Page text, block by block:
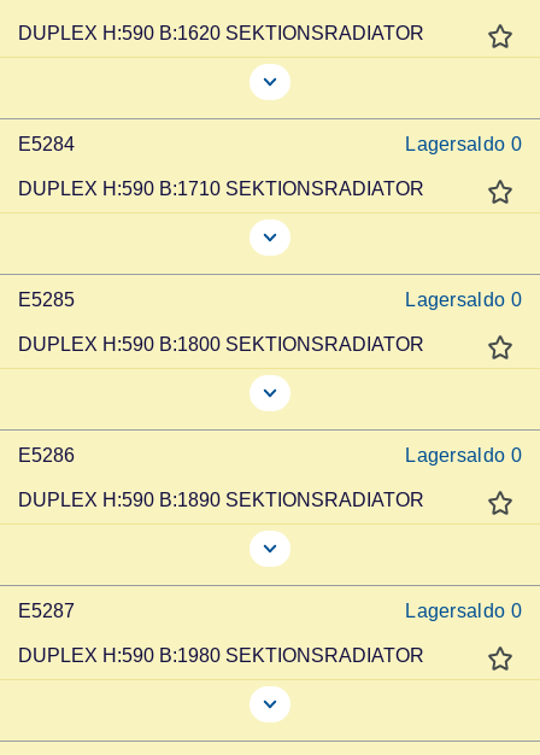
DUPLEX H:590 B:1620 SEKTIONSRADIATOR
E5284 Lagersaldo 0
DUPLEX H:590 B:1710 SEKTIONSRADIATOR
E5285 Lagersaldo 0
DUPLEX H:590 B:1800 SEKTIONSRADIATOR
E5286 Lagersaldo 0
DUPLEX H:590 B:1890 SEKTIONSRADIATOR
E5287 Lagersaldo 0
DUPLEX H:590 B:1980 SEKTIONSRADIATOR